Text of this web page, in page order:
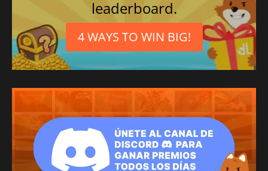
leaderboard.
4 WAYS TO WIN BIG!